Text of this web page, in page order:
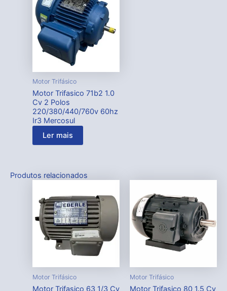
Motor Trifásico
Motor Trifasico 71b2 1.0
Cv 2 Polos
220/380/440/760v 60hz
Ir3 Mercosul
Ler mais
Produtos relacionados
Motor Trifásico
Motor Trifasico 63 1/3 Cv
Motor Trifásico
Motor Trifasico 80 1.5 Cv